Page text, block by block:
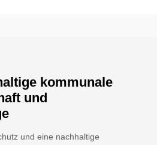
kommunale
und
und eine nachhaltige